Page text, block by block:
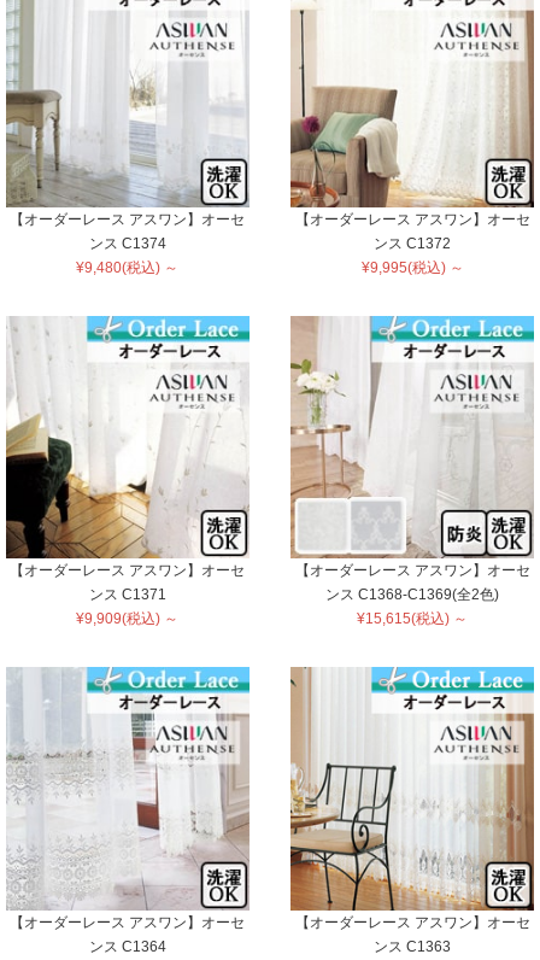
【オーダーレース アスワン】オーセ
ンス C1374
¥9,480(税込) ～
【オーダーレース アスワン】オーセ
ンス C1372
¥9,995(税込) ～
【オーダーレース アスワン】オーセ
ンス C1371
¥9,909(税込) ～
【オーダーレース アスワン】オーセ
ンス C1368-C1369(全2色)
¥15,615(税込) ～
【オーダーレース アスワン】オーセ
ンス C1364
【オーダーレース アスワン】オーセ
ンス C1363